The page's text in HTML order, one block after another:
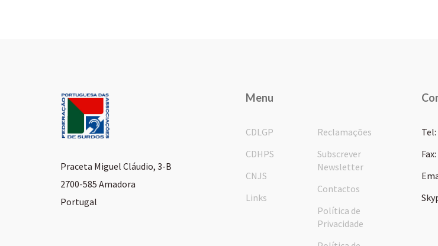
Praceta Miguel Cláudio, 3-B
2700-585 Amadora
Portugal
Menu
CDLGP
CDHPS
CNJS
Links
Reclamações
Subscrever
Newsletter
Contactos
Política de
Privacidade
Tel: